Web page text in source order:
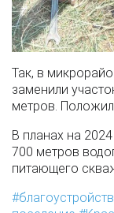
Так, в
заменили
метров.
В планах на
700 метров
питающего